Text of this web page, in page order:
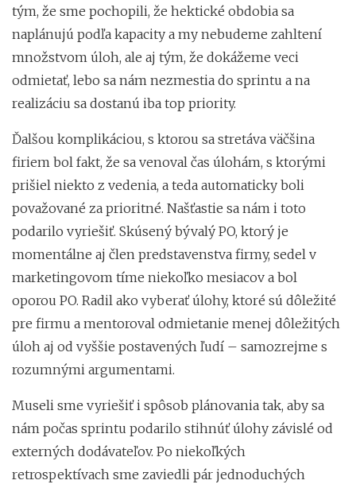
tým, že sme pochopili, že hektické obdobia sa
naplánujú podľa kapacity a my nebudeme zahltení
množstvom úloh, ale aj tým, že dokážeme veci
odmietať, lebo sa nám nezmestia do sprintu a na
realizáciu sa dostanú iba top priority.
Ďalšou komplikáciou, s ktorou sa stretáva väčšina
firiem bol fakt, že sa venoval čas úlohám, s ktorými
prišiel niekto z vedenia, a teda automaticky boli
považované za prioritné. Našťastie sa nám i toto
podarilo vyriešiť. Skúsený bývalý PO, ktorý je
momentálne aj člen predstavenstva firmy, sedel v
marketingovom tíme niekoľko mesiacov a bol
oporou PO. Radil ako vyberať úlohy, ktoré sú dôležité
pre firmu a mentoroval odmietanie menej dôležitých
úloh aj od vyššie postavených ľudí – samozrejme s
rozumnými argumentami.
Museli sme vyriešiť i spôsob plánovania tak, aby sa
nám počas sprintu podarilo stihnúť úlohy závislé od
externých dodávateľov. Po niekoľkých
retrospektívach sme zaviedli pár jednoduchých